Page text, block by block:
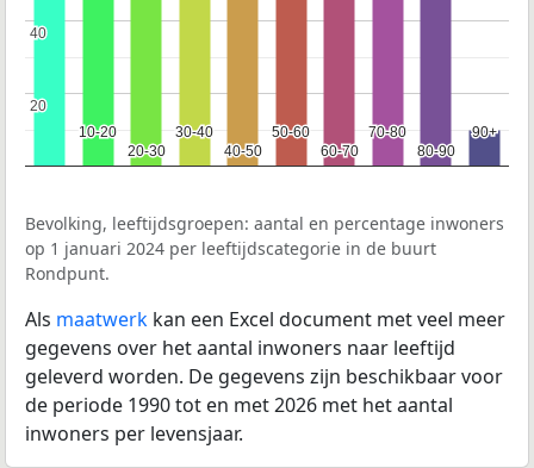
10-20
10-20
20-30
20-30
30-40
30-40
40-50
40-50
50-60
50-60
60-70
60-70
70-80
70-80
80-90
80-90
90+
90+
20
20
40
40
Bevolking, leeftijdsgroepen: aantal en percentage inwoners
op 1 januari 2024 per leeftijdscategorie in de buurt
Rondpunt.
Als maatwerk kan een Excel document met veel meer
gegevens over het aantal inwoners naar leeftijd
geleverd worden. De gegevens zijn beschikbaar voor
de periode 1990 tot en met 2026 met het aantal
inwoners per levensjaar.